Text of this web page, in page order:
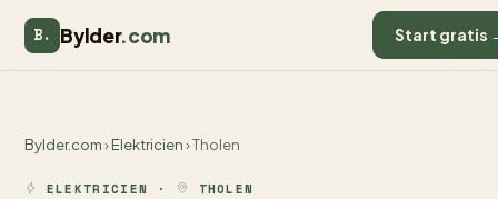
B. Bylder.com Start gratis
Bylder.com›Elektricien› Tholen
ELEKTRICIEN · THOLEN